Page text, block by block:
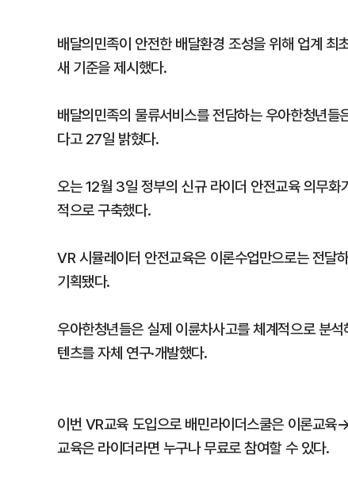
배달의민족이 안전한 배달환경 조성을 위해 업계
새 기준을 제시했다.
배달의민족의 물류서비스를 전담하는 우아한청년
다고 27일 밝혔다.
오는 12월 3일 정부의 신규 라이더 안전교육 의무화
적으로 구축했다.
VR 시뮬레이터 안전교육은 이론수업만으로는 전달
기획됐다.
우아한청년들은 실제 이륜차사고를 체계적으로 분
텐츠를 자체 연구·개발했다.
이번 VR교육 도입으로 배민라이더스쿨은 이론교
교육은 라이더라면 누구나 무료로 참여할 수 있다.